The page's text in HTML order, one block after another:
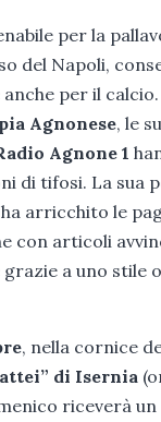
per la
del Napoli,
per il
Agnonese, le
Agnone 1
di tifosi. La sua
arricchito le
con articoli
a uno stile
, nella cornice
di Isernia
riceverà